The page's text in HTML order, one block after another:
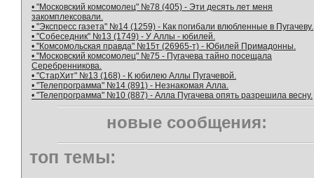
• "Московский комсомолец" №78 (405) - Эти десять лет меня
закомплексовали.
• "Экспресс газета" №14 (1259) - Как погибали влюбленные в Пугачеву.
• "Собеседник" №13 (1749) - У Аллы - юбилей.
• "Комсомольская правда" №15т (26965-т) - Юбилей Примадонны.
• "Московский комсомолец" №75 - Пугачева тайно посещала
Серебренникова.
• "СтарХит" №13 (168) - К юбилею Аллы Пугачевой.
• "Телепрограмма" №14 (891) - Незнакомая Алла.
• "Телепрограмма" №10 (887) - Алла Пугачева опять разрешила весну.
новые сообщения:
топ темы: